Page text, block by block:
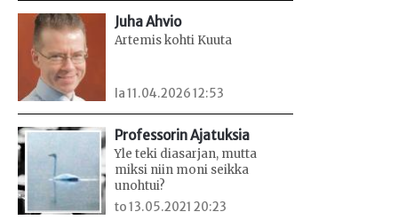
Juha Ahvio
Artemis kohti Kuuta
la 11.04.2026 12:53
Professorin Ajatuksia
Yle teki diasarjan, mutta
miksi niin moni seikka
unohtui?
to 13.05.2021 20:23